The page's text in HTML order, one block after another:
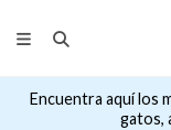
Encuentra aquí los
gatos,